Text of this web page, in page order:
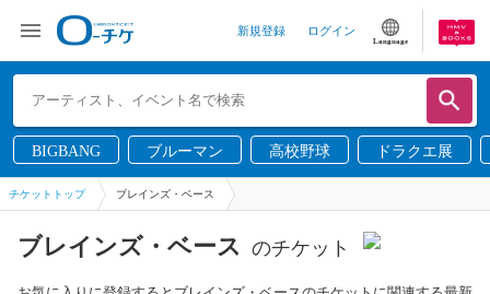
新規登録 ログイン
Language
BIGBANG ブルーマン 高校野球 ドラクエ展
チケットトップ ブレインズ・ベース
ブレインズ・ベース のチケット